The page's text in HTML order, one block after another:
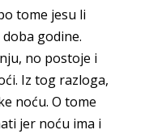
tome jesu li
godine.
no postoje i
Iz tog razloga,
noću. O tome
jer noću ima i